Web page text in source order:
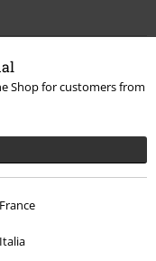
Shop for customers from